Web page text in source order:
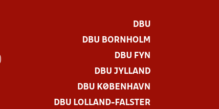
DBU
DBU BORNHOLM
DBU FYN
DBU JYLLAND
DBU KØBENHAVN
DBU LOLLAND-FALSTER